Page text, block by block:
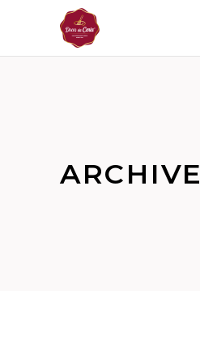
ARCHIVE